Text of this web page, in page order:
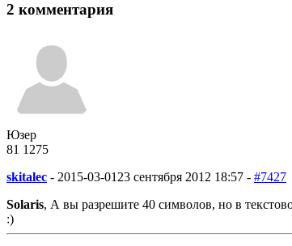
2 комментария
Юзер
81 1275
skitalec - 2015-03-01 23 сентября 2012 18:57 - #7427
Solaris, А вы разрешите 40 символов, но в
:)